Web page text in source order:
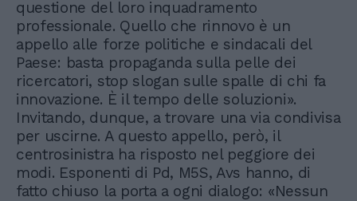
questione del loro inquadramento
professionale. Quello che rinnovo è un
appello alle forze politiche e sindacali del
Paese: basta propaganda sulla pelle dei
ricercatori, stop slogan sulle spalle di chi fa
innovazione. È il tempo delle soluzioni».
Invitando, dunque, a trovare una via condivisa
per uscirne. A questo appello, però, il
centrosinistra ha risposto nel peggiore dei
modi. Esponenti di Pd, M5S, Avs hanno, di
fatto chiuso la porta a ogni dialogo: «Nessun